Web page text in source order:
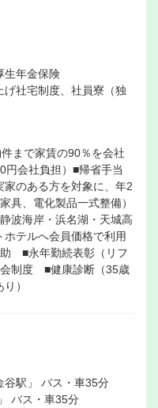
生年金保険
社宅制度、社員寮（独
まで家賃の90％を会社
円会社負担）■帰省手当
家のある方を対象に、年2
具、電化製品一式整備）
波海岸・浜名湖・天城高
テルへ会員価格で利用
■永年勤続表彰（リフ
会制度 ■健康診断（35歳
）
谷駅」 バス・車35分
バス・車35分